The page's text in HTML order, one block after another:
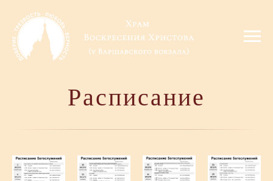
Расписание